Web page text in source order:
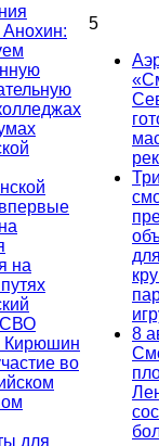
на
СВО
Кирюшин
во
для
5
8